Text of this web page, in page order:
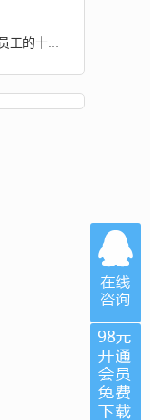
王智 让绩效与快乐共舞-卓越员工的十项心理修...